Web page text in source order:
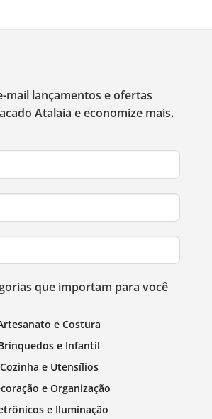
mail lançamentos e ofertas
Atalaia e economize mais.
que importam para você
e Costura
e Infantil
Cozinha e Utensílios
e Organização
e Iluminação